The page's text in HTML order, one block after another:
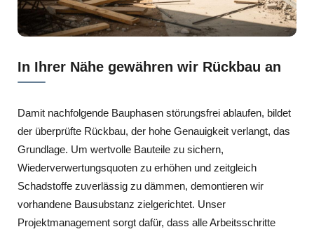
In Ihrer Nähe gewähren wir Rückbau an
Damit nachfolgende Bauphasen störungsfrei ablaufen, bildet
der überprüfte Rückbau, der hohe Genauigkeit verlangt, das
Grundlage. Um wertvolle Bauteile zu sichern,
Wiederverwertungsquoten zu erhöhen und zeitgleich
Schadstoffe zuverlässig zu dämmen, demontieren wir
vorhandene Bausubstanz zielgerichtet. Unser
Projektmanagement sorgt dafür, dass alle Arbeitsschritte